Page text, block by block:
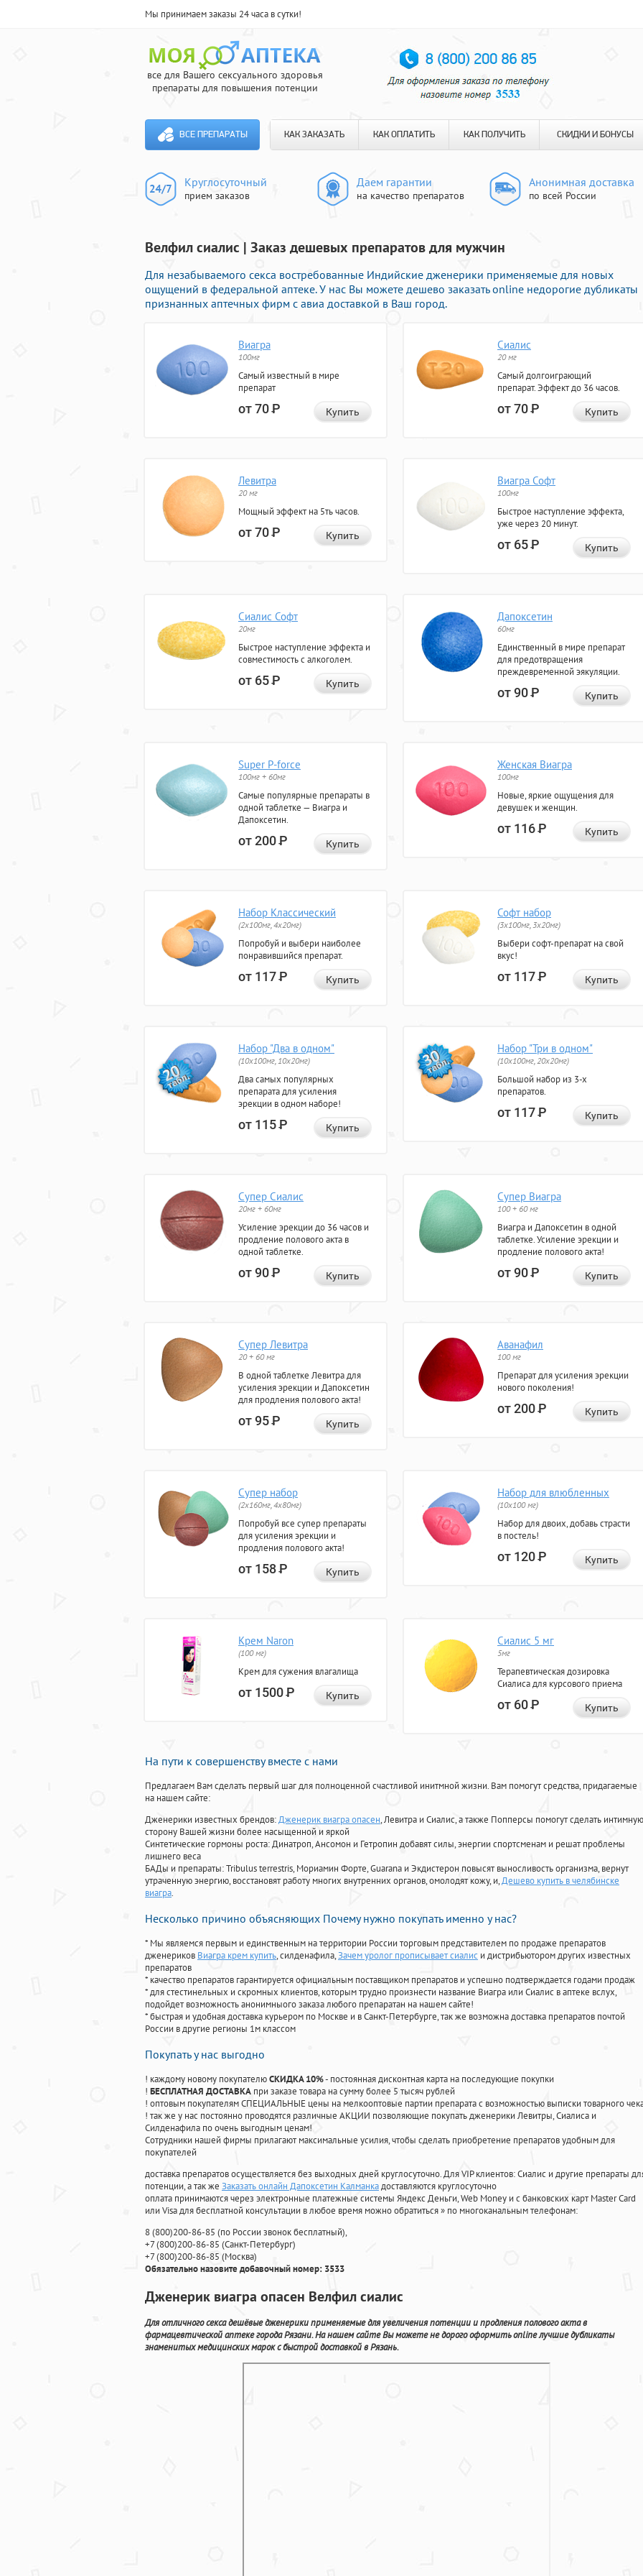
Мы принимаем заказы 24 часа в сутки!
все для Вашего сексуального здоровья
препараты для повышения потенции
ВСЕ ПРЕПАРАТЫ КАК ЗАКАЗАТЬ КАК ОПЛАТИТЬ КАК ПОЛУЧИТЬ СКИДКИ И БОНУСЫ
Круглосуточный
прием заказов
Даем гарантии
на качество препаратов
Анонимная доставка
по всей России
Велфил сиалис | Заказ дешевых препаратов для мужчин
Для незабываемого секса востребованные Индийские дженерики применяемые для новых
ощущений в федеральной аптеке. У нас Вы можете дешево заказать online недорогие дубликаты
признанных аптечных фирм с авиа доставкой в Ваш город.
Виагра
100мг
Самый известный в мире
препарат
от 70Р Купить
Сиалис
20 мг
Самый долгоиграющий
препарат. Эффект до 36 часов.
от 70Р Купить
Левитра
20 мг
Мощный эффект на 5ть часов.
от 70Р Купить
Виагра Софт
100мг
Быстрое наступление эффекта,
уже через 20 минут.
от 65Р Купить
Сиалис Софт
20мг
Быстрое наступление эффекта и
совместимость с алкоголем.
от 65Р Купить
Дапоксетин
60мг
Единственный в мире препарат
для предотвращения
преждевременной эякуляции.
от 90Р Купить
Super P-force
100мг + 60мг
Самые популярные препараты в
одной таблетке — Виагра и
Дапоксетин.
от 200Р Купить
Женская Виагра
100мг
Новые, яркие ощущения для
девушек и женщин.
от 116Р Купить
Набор Классический
(2x100мг, 4x20мг)
Попробуй и выбери наиболее
понравившийся препарат.
от 117Р Купить
Софт набор
(3x100мг, 3x20мг)
Выбери софт-препарат на свой
вкус!
от 117Р Купить
Набор "Два в одном"
(10x100мг, 10x20мг)
Два самых популярных
препарата для усиления
эрекции в одном наборе!
от 115Р Купить
Набор "Три в одном"
(10x100мг, 20x20мг)
Большой набор из 3-х
препаратов.
от 117Р Купить
Супер Сиалис
20мг + 60мг
Усиление эрекции до 36 часов и
продление полового акта в
одной таблетке.
от 90Р Купить
Супер Виагра
100 + 60 мг
Виагра и Дапоксетин в одной
таблетке. Усиление эрекции и
продление полового акта!
от 90Р Купить
Супер Левитра
20 + 60 мг
В одной таблетке Левитра для
усиления эрекции и Дапоксетин
для продления полового акта!
от 95Р Купить
Аванафил
100 мг
Препарат для усиления эрекции
нового поколения!
от 200Р Купить
Супер набор
(2х160мг, 4х80мг)
Попробуй все супер препараты
для усиления эрекции и
продления полового акта!
от 158Р Купить
Набор для влюбленных
(10х100 мг)
Набор для двоих, добавь страсти
в постель!
от 120Р Купить
Крем Naron
(100 мг)
Крем для сужения влагалища
от 1500Р Купить
Сиалис 5 мг
5мг
Терапевтическая дозировка
Сиалиса для курсового приема
от 60Р Купить
На пути к совершенству вместе с нами
Предлагаем Вам сделать первый шаг для полноценной счастливой инитмной жизни. Вам помогут средства, придагаемые
на нашем сайте:
Дженерики известных брендов:Дженерик виагра опасен, Левитра и Сиалис, а также Попперсы помогут сделать интимную
сторону Вашей жизни более насыщенной и яркой
Синтетические гормоны роста: Динатроп, Ансомон и Гетропин добавят силы, энергии спортсменам и решат проблемы
лишнего веса
БАДы и препараты:Tribulus terrestris, Мориамин Форте, Guarana и Экдистерон повысят выносливость организма, вернут
утраченную энергию, восстановят работу многих внутренних органов, омолодят кожу, и,Дешево купить в челябинске
виагра.
Несколько причино объясняющих Почему нужно покупать именно у нас?
* Мы являемся первым и единственным на территории России торговым представителем по продаже препаратов
дженериков Виагра крем купить, силденафила,Зачем уролог прописывает сиалис и дистрибьютором других известных
препаратов
* качество препаратов гарантируется официальным поставщиком препаратов и успешно подтверждается годами продаж
* для стестинельных и скромных клиентов, которым трудно произнести название Виагра или Сиалис в аптеке вслух,
подойдет возможность анонимныого заказа любого препаратан на нашем сайте!
* быстрая и удобная доставка курьером по Москве и в Санкт-Петербурге, так же возможна доставка препаратов почтой
России в другие регионы 1м классом
Покупать у нас выгодно
! каждому новому покупателюСКИДКА 10%- постоянная дисконтная карта на последующие покупки
! БЕСПЛАТНАЯ ДОСТАВКА при заказе товара на сумму более 5 тысяч рублей
! оптовым покупателям СПЕЦИАЛЬНЫЕ цены на мелкооптовые партии препарата с возможностью выписки товарного
! так же у нас постоянно проводятся различные АКЦИИ позволяющие покупать дженерики Левитры, Сиалиса и
Силденафила по очень выгодным ценам!
Cотрудники нашей фирмы прилагают максимальные усилия, чтобы сделать приобретение препаратов удобным для
покупателей
доставка препаратов осуществляется без выходных дней круглосуточно. Для VIP клиентов: Сиалис и другие препараты
потенции, а так же Заказать онлайн Дапоксетин Калманкадоставляются круглосуточно
оплата принимаются через электронные платежные системы Яндекс Деньги, Web Money и с банковских карт Master Card
или Visa для бесплатной консультации в любое время можно обратиться» по многоканальным телефонам:
8(800)200-86-85 (по России звонок бесплатный),
+7(800)200-86-85 (Санкт-Петербург)
+7(800)200-86-85 (Москва)
Обязательно назовите добавочный номер: 3533
Дженерик виагра опасен Велфил сиалис
Для отличного секса дешёвые дженерики применяемые для увеличения потенции и продления полового акта в
фармацевтической аптеке города Рязани. На нашем сайте Вы можете не дорого оформить online лучшие дубликаты
знаменитых медицинских марок с быстрой доставкой в Рязань.